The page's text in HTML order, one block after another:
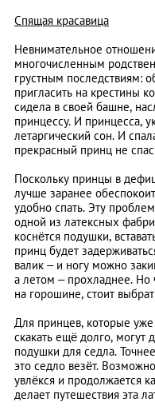
Спящая красавица
Невнимательное
многочисленным
грустным последствиям:
пригласить на крестины
сидела в своей башне,
принцессу. И принцесса,
летаргический сон. И
прекрасный принц не
Поскольку принцы в
лучше заранее
удобно спать. Эту
одной из латексных
коснётся подушки,
принц будет
валик – и ногу можно
а летом – прохладнее. Но
на горошине, стоит
Для принцев, которые
скакать ещё долго, могут
подушки для седла.
это седло везёт.
увлёкся и продолжается
делает путешествия эта